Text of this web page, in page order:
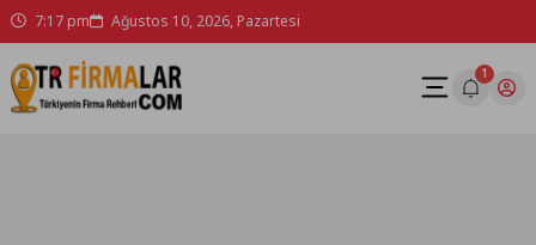
Skip
to
content
7:17 pm Ağustos 10, 2026, Pazartesi
1